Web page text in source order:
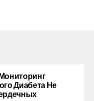
Диабета Не